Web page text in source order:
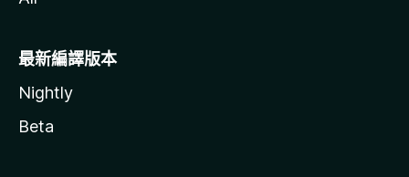
最新編譯版本
Nightly
Beta